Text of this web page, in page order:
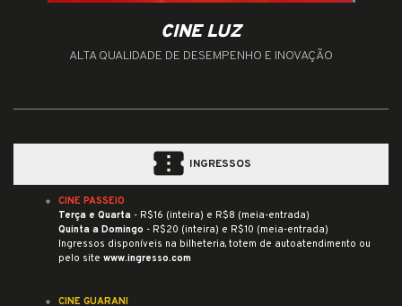
CINE LUZ
ALTA QUALIDADE DE DESEMPENHO E INOVAÇÃO
confirmation_number INGRESSOS
CINE PASSEIO
Terça e Quarta - R$16 (inteira) e R$8 (meia-entrada)
Quinta a Domingo - R$20 (inteira) e R$10 (meia-entrada)
Ingressos disponíveis na bilheteria, totem de autoatendimento ou
pelo site www.ingresso.com
CINE GUARANI